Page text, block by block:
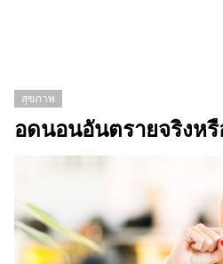
สุขภาพ
อดนอนอันตรายจริงหรื